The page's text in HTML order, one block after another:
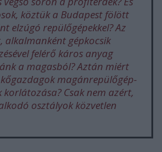
köztük a Budapest fölött
elzúgó repülőgépekkel? Az
gépkocsik
felérő káros anyag
a magasból? Aztán miért
magánrepülőgép-
korlátozása? Csak nem azért,
osztályok közvetlen